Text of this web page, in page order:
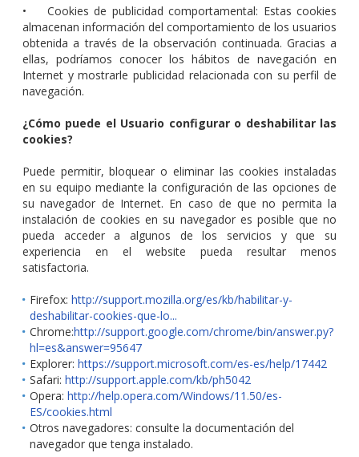
• Cookies de publicidad comportamental: Estas cookies
almacenan información del comportamiento de los usuarios
obtenida a través de la observación continuada. Gracias a
ellas, podríamos conocer los hábitos de navegación en
Internet y mostrarle publicidad relacionada con su perfil de
navegación.
¿Cómo puede el Usuario configurar o deshabilitar las
cookies?
Puede permitir, bloquear o eliminar las cookies instaladas
en su equipo mediante la configuración de las opciones de
su navegador de Internet. En caso de que no permita la
instalación de cookies en su navegador es posible que no
pueda acceder a algunos de los servicios y que su
experiencia en el website pueda resultar menos
satisfactoria.
Firefox: http://support.mozilla.org/es/kb/habilitar-y-
deshabilitar-cookies-que-lo...
Chrome:http://support.google.com/chrome/bin/answer.py?
hl=es&answer=95647
Explorer: https://support.microsoft.com/es-es/help/17442
Safari: http://support.apple.com/kb/ph5042
Opera: http://help.opera.com/Windows/11.50/es-
ES/cookies.html
Otros navegadores: consulte la documentación del
navegador que tenga instalado.